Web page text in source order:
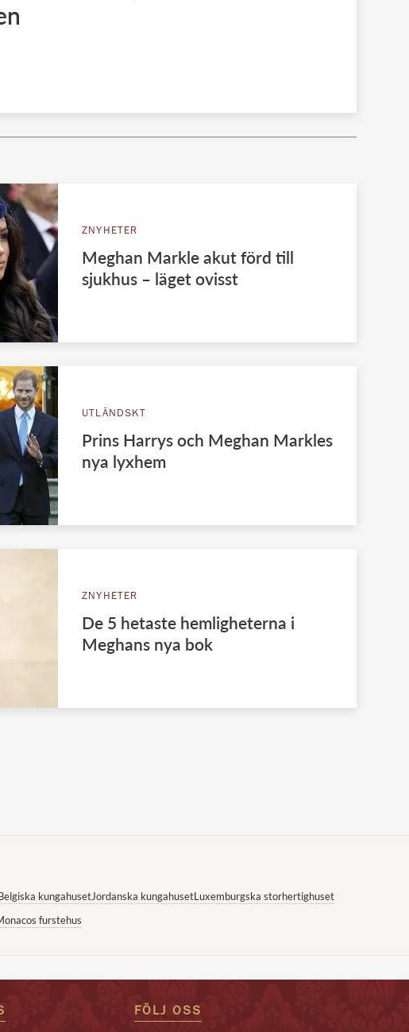
ZNYHETER
Meghan Markle akut förd till
sjukhus – läget ovisst
UTLÄNDSKT
Prins Harrys och Meghan Markles
nya lyxhem
ZNYHETER
De 5 hetaste hemligheterna i
Meghans nya bok
kungahusetJordanska kungahusetLuxemburgska storhertighuset
furstehus
FÖLJ OSS